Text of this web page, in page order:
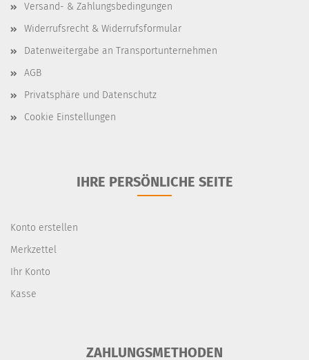
Versand- & Zahlungsbedingungen
Widerrufsrecht & Widerrufsformular
Datenweitergabe an Transportunternehmen
AGB
Privatsphäre und Datenschutz
Cookie Einstellungen
IHRE PERSÖNLICHE SEITE
Konto erstellen
Merkzettel
Ihr Konto
Kasse
ZAHLUNGSMETHODEN